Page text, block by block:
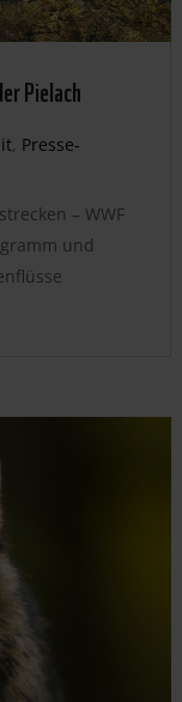
Pielach
, Presse-
– WWF
und